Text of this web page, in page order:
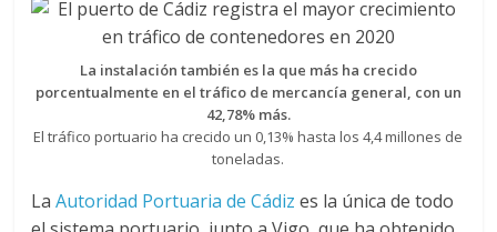
u
n
a
La instalación también es la que más ha crecido
porcentualmente en el tráfico de mercancía general, con un
42,78% más.
El tráfico portuario ha crecido un 0,13% hasta los 4,4 millones de
toneladas.
LaAutoridad Portuaria de Cádiz es la única de todo